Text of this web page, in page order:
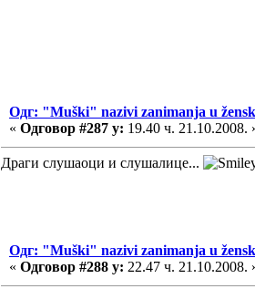
Одг: "Muški" nazivi zanimanja u
« Одговор #287 у: 19.40 ч. 21.10.2008.
Драги слушаоци и слушалице...
Одг: "Muški" nazivi zanimanja u
« Одговор #288 у: 22.47 ч. 21.10.2008.